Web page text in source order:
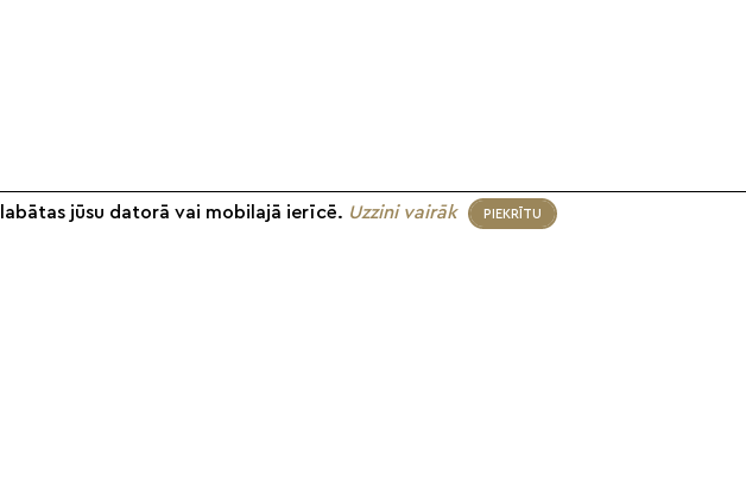
jūsu datorā vai mobilajā ierīcē. Uzzini vairāk PIEKRĪTU